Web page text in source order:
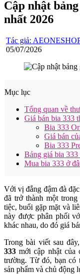
Cập nhật
nhất 2026
Tác giả:
05/07/2026
Mục lục
Tổng quan về
Giá bán bia 333
Bia 333
Giá bán
Bia 333
Bảng giá bia
Mua bia 333 ở
Với vị đắng đậm đà
đã trở thành một
tiệc, buổi gặp mặt và
này được phân phối
khác nhau, do đó giá
Trong bài viết sau
333 mới cập nhật của
trường. Từ đó, bạn có
sản phẩm và chủ động